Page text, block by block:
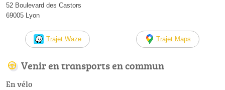
52 Boulevard des Castors
69005 Lyon
Trajet Waze Trajet Maps
Venir en transports en commun
En vélo